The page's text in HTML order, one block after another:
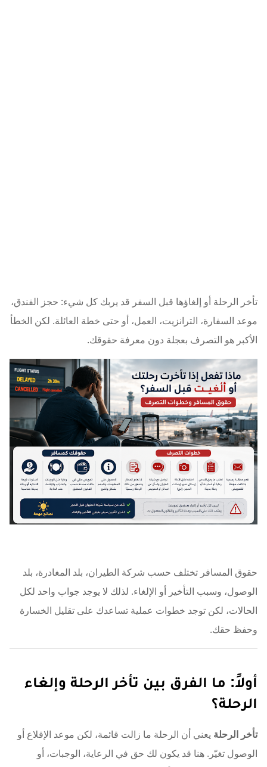
تأخر الرحلة أو إلغاؤها قبل السفر قد يربك كل شيء: حجز الفندق،
موعد السفارة، الترانزيت، العمل، أو حتى خطة العائلة. لكن الخطأ
الأكبر هو التصرف بعجلة دون معرفة حقوقك.
حقوق المسافر تختلف حسب شركة الطيران، بلد المغادرة، بلد
الوصول، وسبب التأخير أو الإلغاء. لذلك لا يوجد جواب واحد لكل
الحالات، لكن توجد خطوات عملية تساعدك على تقليل الخسارة
وحفظ حقك.
أولاً: ما الفرق بين تأخر الرحلة وإلغاء
الرحلة؟
تأخر الرحلة يعني أن الرحلة ما زالت قائمة، لكن موعد الإقلاع أو
الوصول تغيّر. هنا قد يكون لك حق في الرعاية، الوجبات، أو